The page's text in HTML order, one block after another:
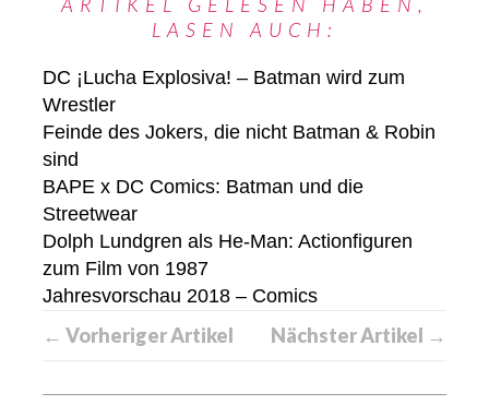
LASEN AUCH:
DC ¡Lucha Explosiva! – Batman wird zum
Wrestler
Feinde des Jokers, die nicht Batman & Robin
sind
BAPE x DC Comics: Batman und die
Streetwear
Dolph Lundgren als He-Man: Actionfiguren
zum Film von 1987
Jahresvorschau 2018 – Comics
← Vorheriger Artikel Nächster Artikel →